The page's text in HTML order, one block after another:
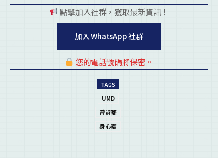
點擊加入社群，獲取最新資訊！
加入 WhatsApp 社群
您的電話號碼將保密。
TAGS
UMD
曾詩菱
身心靈